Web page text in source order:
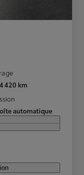
420 km
automatique